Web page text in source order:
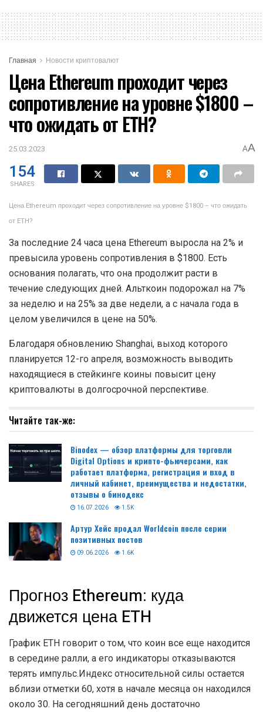
Главная Новости криптовалют
Цена Ethereum проходит через
сопротивление на уровне $1800 –
что ожидать от ETH?
25.03.2023 AA
154
SHARES
Цена Ethereum проходит через сопротивление на уровне $1800 – что ожидать
от ETH?
За последние 24 часа цена Ethereum выросла на 2% и
превысила уровень сопротивления в $1800. Есть
основания полагать, что она продолжит расти в
течение следующих дней. Альткоин подорожал на 7%
за неделю и на 25% за две недели, а с начала года в
целом увеличился в цене на 50%.
Благодаря обновлению Shanghai, выход которого
планируется 12-го апреля, возможность выводить
находящиеся в стейкинге коины повысит цену
криптовалюты в долгосрочной перспективе.
Читайте так-же:
Binodex — обзор платформы для торговли
Digital Options и крипто-фьючерсами, как
работает платформа, регистрация и вход в
личный кабинет, преимущества и недостатки,
отзывы о бинодекс
16.07.2026 1.5K
Артур Хейс продал Worldcoin после серии
позитивных постов
09.06.2026 1.6K
Прогноз Ethereum: куда
движется цена ETH
График ETH говорит о том, что коин все еще находится
в середине ралли, а его индикаторы отказываются
терять импульс.Индекс относительной силы остается
вблизи отметки 60, хотя в начале месяца он находился
около 30. На сегодняшний день достаточно